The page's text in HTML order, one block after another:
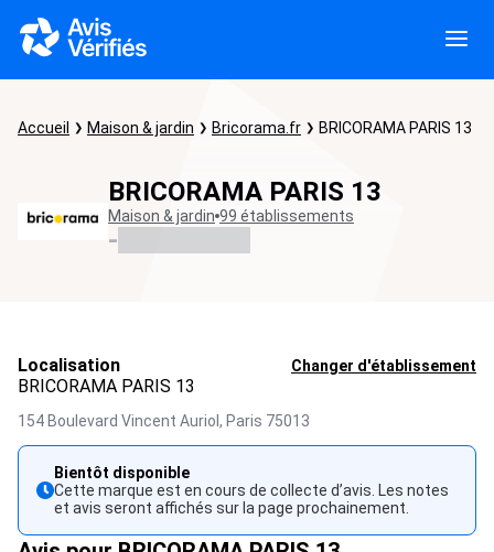
Accueil Maison & jardin Bricorama.fr BRICORAMA PARIS 13
BRICORAMA PARIS 13
Maison & jardin 99 établissements
-
Localisation Changer d'établissement
BRICORAMA PARIS 13
154 Boulevard Vincent Auriol, Paris 75013
Bientôt disponible
Cette marque est en cours de collecte d’avis. Les notes
et avis seront affichés sur la page prochainement.